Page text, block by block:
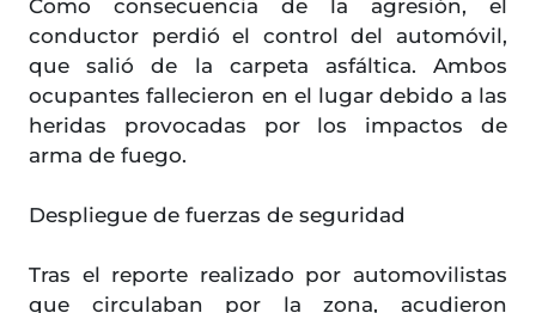
Como consecuencia de la agresión, el
conductor perdió el control del automóvil,
que salió de la carpeta asfáltica. Ambos
ocupantes fallecieron en el lugar debido a las
heridas provocadas por los impactos de
arma de fuego.
Despliegue de fuerzas de seguridad
Tras el reporte realizado por automovilistas
que circulaban por la zona, acudieron